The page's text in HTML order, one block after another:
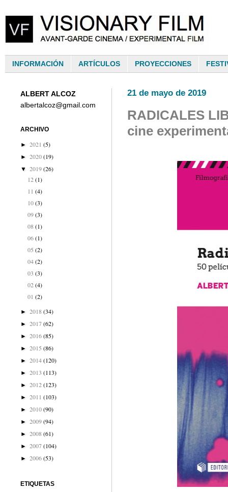
INFORMACIÓN ARTÍCULOS PROYECCIONES
21 de mayo de 2019
RADICALES
cine
ALBERT ALCOZ
albertalcoz@gmail.com
ARCHIVO
► 2021 (5)
► 2020(19)
▼ 2019(26)
12 (1)
11 (4)
10 (3)
09 (3)
08 (1)
06 (1)
05 (2)
04 (2)
03 (3)
02 (4)
01 (2)
► 2018(34)
► 2017(62)
► 2016(85)
► 2015 (86)
► 2014(120)
► 2013 (113)
► 2012(123)
► 2011 (103)
► 2010(90)
► 2009(94)
► 2008(61)
► 2007(104)
► 2006(53)
ETIQUETAS